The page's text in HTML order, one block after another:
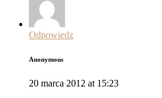
Odpowiedz
Anonymous
20 marca 2012 at 15:23